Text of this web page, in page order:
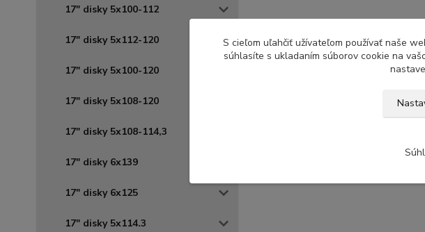
17" disky 5x100-112
17" disky 5x112-120
17" disky 5x100-120
17" disky 5x108-120
17" disky 5x108-114,3
17" disky 6x139
17" disky 6x125
17" disky 5x114.3
S cieľom uľahčiť užívateľom používať naše
súhlasíte s ukladaním súborov cookie na